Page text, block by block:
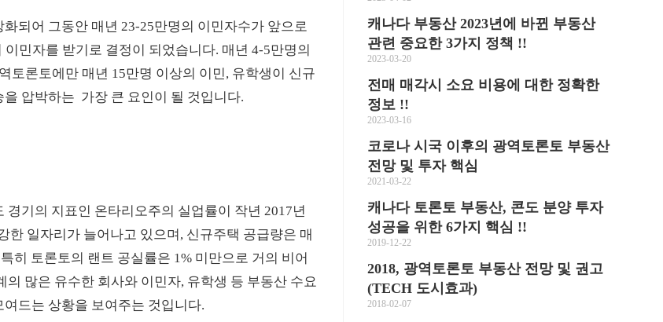
되어 그동안 매년 23-25만명의 이민자수가 앞으로
민자를 받기로 결정이 되었습니다. 매년 4-5만명의
토론토에만 매년 15만명 이상의 이민, 유학생이 신규
압박하는 가장 큰 요인이 될 것입니다.
기의 지표인 온타리오주의 실업률이 작년 2017년
한 일자리가 늘어나고 있으며, 신규주택 공급량은 매
히 토론토의 랜트 공실률은 1% 미만으로 거의 비어
많은 유수한 회사와 이민자, 유학생 등 부동산 수요
드는 상황을 보여주는 것입니다.
캐나다 부동산 2023년에 바뀐 부동산
관련 중요한 3가지 정책 !!
2023-03-20
전매 매각시 소요 비용에 대한 정확한
정보 !!
2023-03-16
코로나 시국 이후의 광역토론토 부동산
전망 및 투자 핵심
2021-03-22
캐나다 토론토 부동산, 콘도 분양 투자
성공을 위한 6가지 핵심 !!
2019-12-22
2018, 광역토론토 부동산 전망 및 권고
(TECH 도시효과)
2018-02-07